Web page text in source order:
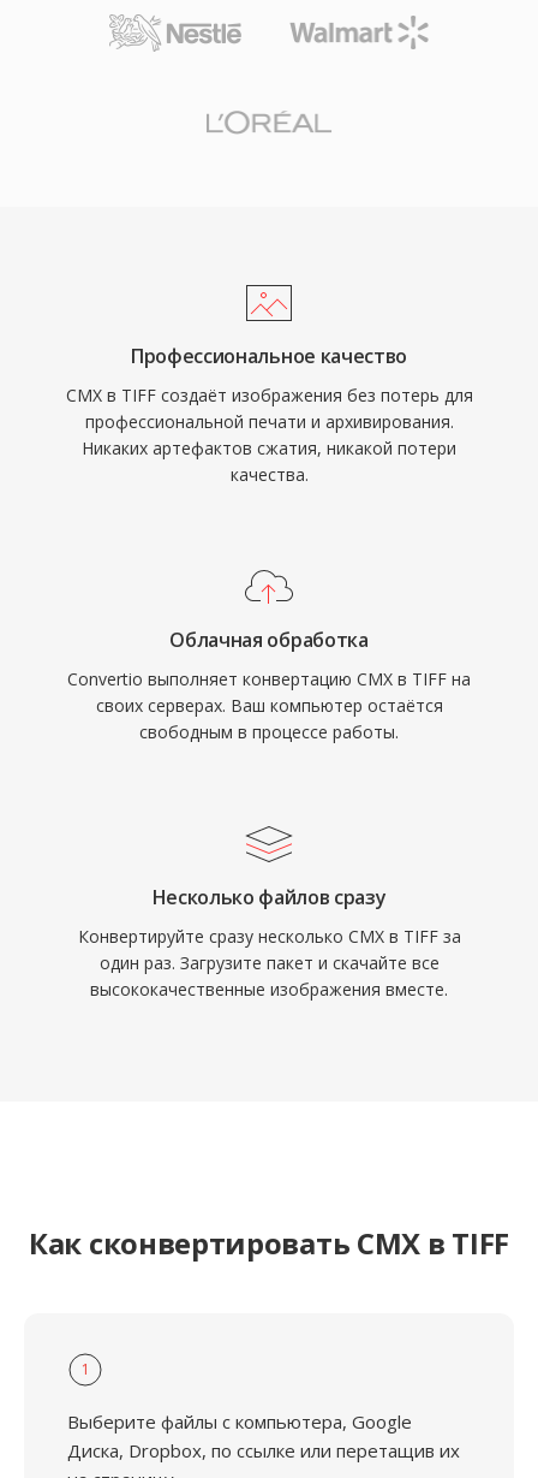
Профессиональное качество
CMX в TIFF создаёт изображения без потерь для
профессиональной печати и архивирования.
Никаких артефактов сжатия, никакой потери
качества.
Облачная обработка
Convertio выполняет конвертацию CMX в TIFF на
своих серверах. Ваш компьютер остаётся
свободным в процессе работы.
Несколько файлов сразу
Конвертируйте сразу несколько CMX в TIFF за
один раз. Загрузите пакет и скачайте все
высококачественные изображения вместе.
Как сконвертировать CMX в TIFF
1
Выберите файлы с компьютера, Google
Диска, Dropbox, по ссылке или перетащив их